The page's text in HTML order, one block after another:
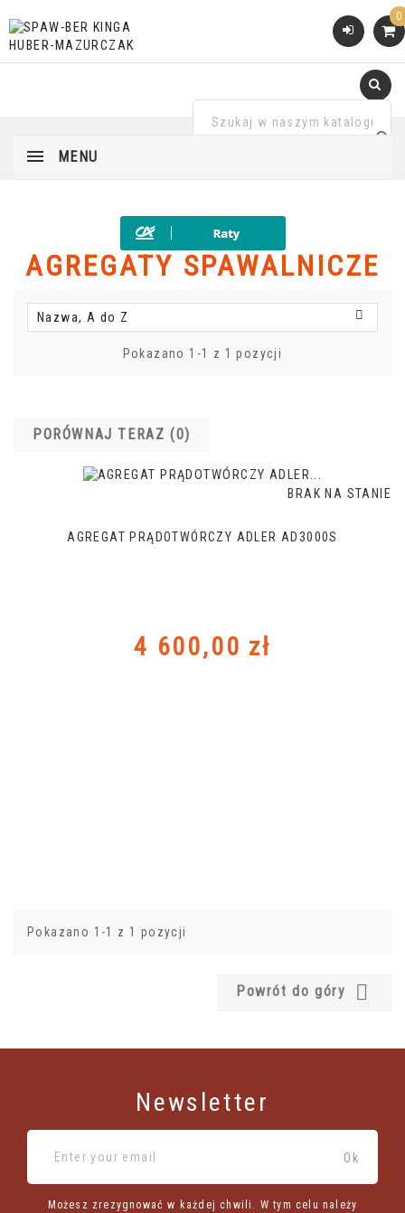
0
MENU
AGREGATY SPAWALNICZE
Nazwa, A do Z 
Pokazano 1-1 z 1 pozycji
PORÓWNAJ TERAZ (0)‎
BRAK NA STANIE
AGREGAT PRĄDOTWÓRCZY ADLER AD3000S
Cena
4 600,00 zł
Pokazano 1-1 z 1 pozycji
Powrót do góry 
Newsletter
Możesz zrezygnować w każdej chwili. W tym celu należy